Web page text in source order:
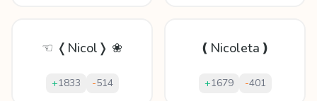
☜ ❬Nicol❭ ❀
+1833 -514
❪Nicoleta❫
+1679 -401